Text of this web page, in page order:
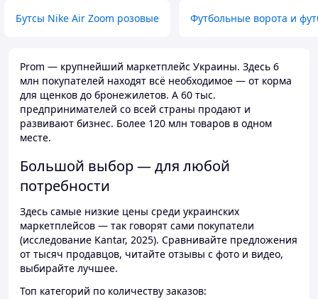
Бутсы Nike Air Zoom розовые Футбольные ворота и
Prom — крупнейший маркетплейс Украины. Здесь 6
млн покупателей находят всё необходимое — от корма
для щенков до бронежилетов. А 60 тыс.
предпринимателей со всей страны продают и
развивают бизнес. Более 120 млн товаров в одном
месте.
Большой выбор — для любой
потребности
Здесь самые низкие цены среди украинских
маркетплейсов — так говорят сами покупатели
(исследование Kantar, 2025). Сравнивайте предложения
от тысяч продавцов, читайте отзывы с фото и видео,
выбирайте лучшее.
Топ категорий по количеству заказов: